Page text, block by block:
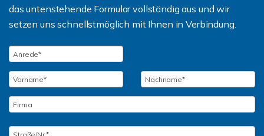
das untenstehende Formular vollständig aus und wir
setzen uns schnellstmöglich mit Ihnen in Verbindung.